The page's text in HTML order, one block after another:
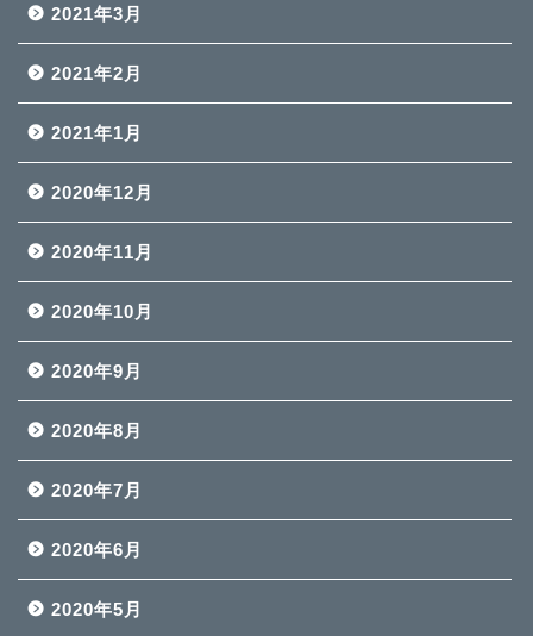
2021年3月
2021年2月
2021年1月
2020年12月
2020年11月
2020年10月
2020年9月
2020年8月
2020年7月
2020年6月
2020年5月